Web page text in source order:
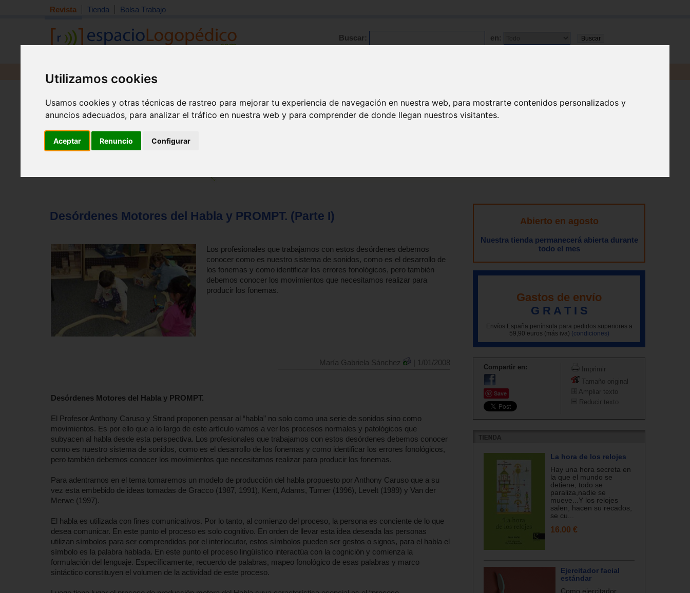
Utilizamos cookies
Usamos cookies y otras técnicas de rastreo para mejorar tu experiencia de navegación en nuestra web, para mostrarte contenidos personalizados y
anuncios adecuados, para analizar el tráfico en nuestra web y para comprender de donde llegan nuestros visitantes.
Aceptar Renuncio Configurar
Revista Tienda Bolsa Trabajo
Buscar: en:
Revista Material
Inicio> Revista
Desórdenes Motores del Habla y PROMPT. (Parte I)
Los profesionales que trabajamos con estos desórdenes debemos
conocer como es nuestro sistema de sonidos, como es el desarrollo de
los fonemas y como identificar los errores fonológicos, pero también
debemos conocer los movimientos que necesitamos realizar para
producir los fonemas.
María Gabriela Sánchez | 1/01/2008
Desórdenes Motores del Habla y PROMPT.
El Profesor Anthony Caruso y Strand proponen pensar al “habla” no solo como una serie de sonidos sino como
movimientos. Es por ello que a lo largo de este artículo vamos a ver los procesos normales y patológicos que
subyacen al habla desde esta perspectiva. Los profesionales que trabajamos con estos desórdenes debemos conocer
como es nuestro sistema de sonidos, como es el desarrollo de los fonemas y como identificar los errores fonológicos,
pero también debemos conocer los movimientos que necesitamos realizar para producir los fonemas.
Para adentrarnos en el tema tomaremos un modelo de producción del habla propuesto por Anthony Caruso que a su
vez esta embebido de ideas tomadas de Gracco (1987, 1991), Kent, Adams, Turner (1996), Levelt (1989) y Van der
Merwe (1997).
El habla es utilizada con fines comunicativos. Por lo tanto, al comienzo del proceso, la persona es conciente de lo que
desea comunicar. En este punto el proceso es solo cognitivo. En orden de llevar esta idea deseada las personas
utilizan símbolos para ser comprendidos por el interlocutor, estos símbolos pueden ser gestos o signos, para el habla el
símbolo es la palabra hablada. En este punto el proceso lingüístico interactúa con la cognición y comienza la
formulación del lenguaje. Específicamente, recuerdo de palabras, mapeo fonológico de esas palabras y marco
sintáctico constituyen el volumen de la actividad de este proceso.
Abierto en agosto
Nuestra tienda permanecerá abierta durante
todo el mes
Gastos de envío
G R A T I S
Envíos España península para pedidos superiores a
59,90 euros (más iva) (condiciones)
Compartir en:
Save
Imprimir
Tamaño original
Ampliar texto
Reducir texto
La hora de los relojes
Hay una hora secreta en
la que el mundo se
detiene, todo se
paraliza,nadie se
mueve...Y los relojes
salen, hacen su recados,
se cu...
16.00 €
Ejercitador facial
estándar
Como ejercitador